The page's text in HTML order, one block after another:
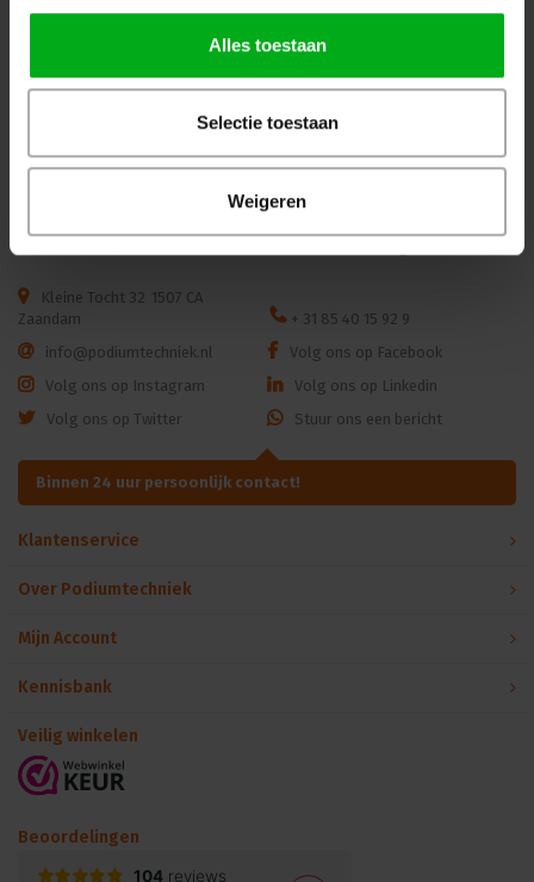
Alles toestaan
Selectie toestaan
Weigeren
Login voor prijzen
Kleine Tocht 32 1507 CA
Zaandam
+ 31 85 40 15 92 9
info@podiumtechniek.nl
Volg ons op Facebook
Volg ons op Instagram
Volg ons op Linkedin
Volg ons op Twitter
Stuur ons een bericht
Binnen 24 uur persoonlijk contact!
Klantenservice
Over Podiumtechniek
Mijn Account
Kennisbank
Veilig winkelen
Beoordelingen